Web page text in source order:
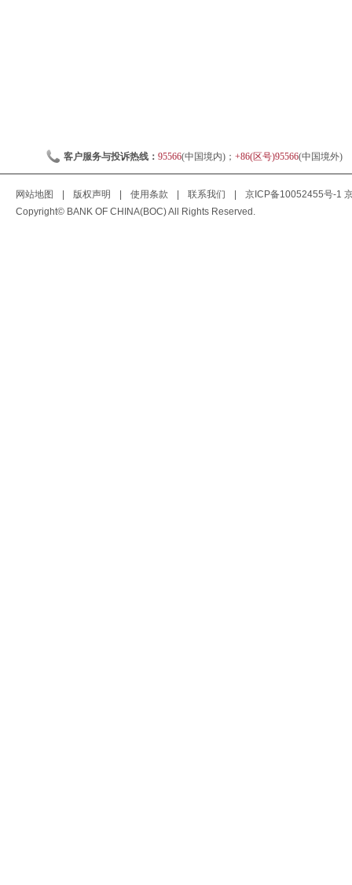
客户服务与投诉热线： 95566(中国境内)； +86(区号)95566(中国境外)
网站地图 版权声明 使用条款 联系我们 京ICP备10052455号-1
Copyright© BANK OF CHINA(BOC) All Rights Reserved.